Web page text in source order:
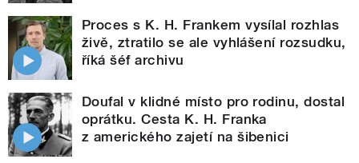
Proces s K. H. Frankem vysílal rozhlas
živě, ztratilo se ale vyhlášení rozsudku,
říká šéf archivu
Doufal v klidné místo pro rodinu, dostal
oprátku. Cesta K. H. Franka
z amerického zajetí na šibenici